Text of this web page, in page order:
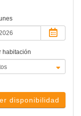
habitación
disponibilidad